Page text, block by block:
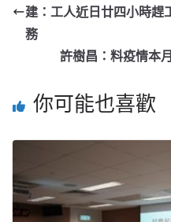
建：工人近日廿四小時趕
務
許樹昌：料疫情本
你可能也喜歡